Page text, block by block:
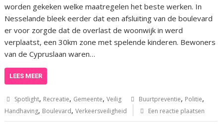
worden gekeken welke maatregelen het beste werken. In
Nesselande bleek eerder dat een afsluiting van de boulevard
er voor zorgde dat de overlast de woonwijk in werd
verplaatst, een 30km zone met spelende kinderen. Bewoners
van de Cypruslaan waren…
LEES MEER
Spotlight, Recreatie, Gemeente,Veilig Buurtpreventie, Politie,
Handhaving, Boulevard,Verkeersveiligheid Een reactie plaatsen